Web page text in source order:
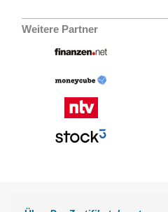
Weitere Partner